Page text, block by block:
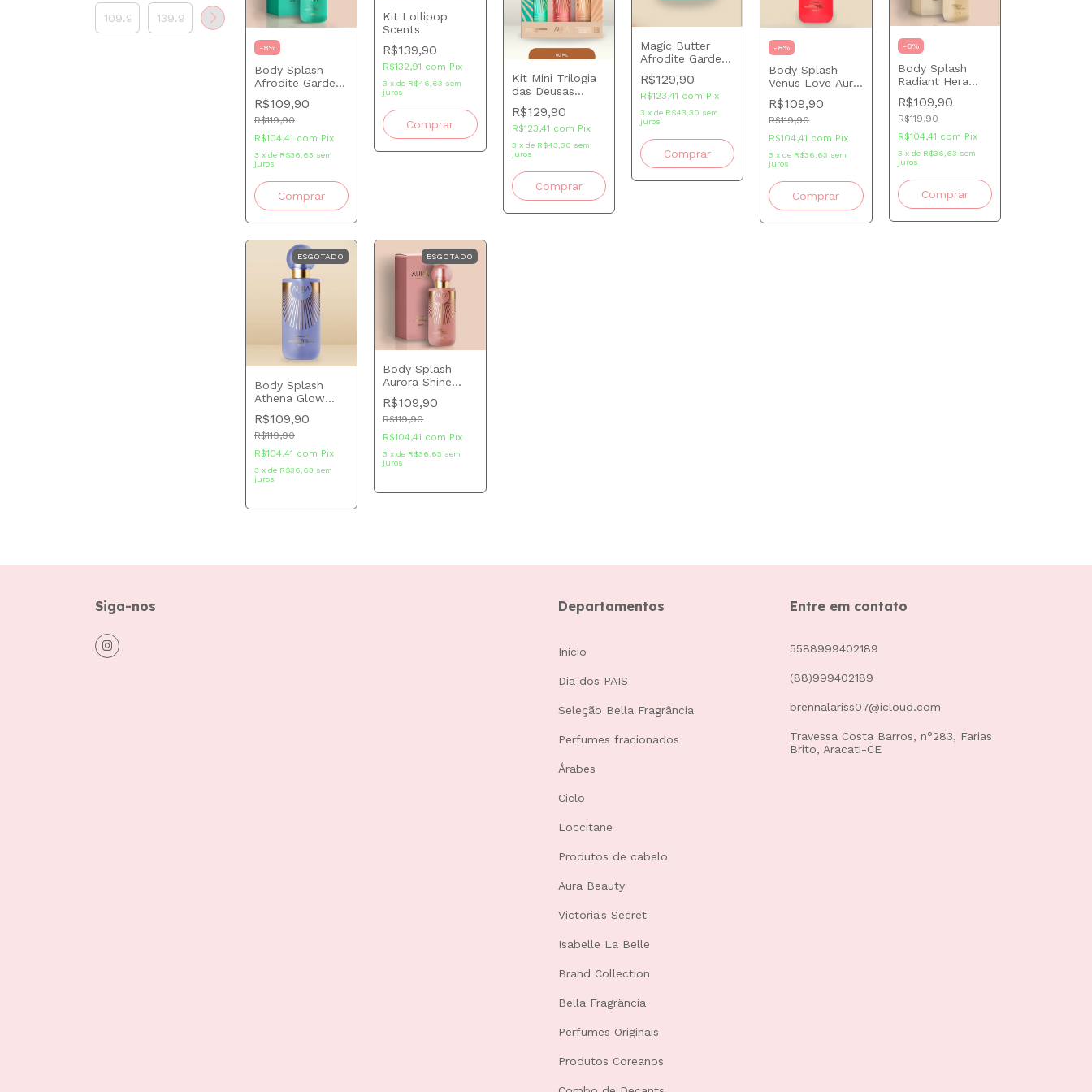
-8%
Body Splash
Afrodite Garden
Aura Beauty 200
ml
R$109,90
R$119,90
R$104,41 com Pix
3 x de R$36,63 sem
juros
Kit Lollipop
Scents
R$139,90
R$132,91 com Pix
3 xde R$46,63 sem
juros
Kit Mini Trilogia
das Deusas
3x60ml
R$129,90
R$123,41 com Pix
3 x de R$43,30 sem
juros
Magic Butter
Afrodite Garden
(Manteiga
Iluminadora)
200g
R$129,90
R$123,41 com Pix
3 x de R$43,30 sem
juros
-8%
Body Splash
Venus Love Aura
Beauty 200 ml
R$109,90
R$119,90
R$104,41 com Pix
3 xde R$36,63 sem
juros
-8%
Body Splash
Radiant Hera
Aura Beauty 200
ml
R$109,90
R$119,90
R$104,41 com Pix
3 x de R$36,63 sem
juros
ESGOTADO
Body Splash
Athena Glow
Aura Beauty 200
ml
R$109,90
R$119,90
R$104,41 com Pix
3 x de R$36,63 sem
juros
ESGOTADO
Body Splash
Aurora Shine
Aura Beauty 200
ml
R$109,90
R$119,90
R$104,41 com Pix
3 xde R$36,63 sem
juros
Siga-nos Departamentos
Início
Dia dos PAIS
Seleção Bella Fragrância
Perfumes fracionados
Árabes
Ciclo
Loccitane
Produtos de cabelo
Aura Beauty
Victoria's Secret
Isabelle La Belle
Brand Collection
Bella Fragrância
Perfumes Originais
Produtos Coreanos
Entre em contato
5588999402189
(88)999402189
brennalariss07@icloud.com
Travessa Costa Barros, n°283, Farias
Brito, Aracati-CE